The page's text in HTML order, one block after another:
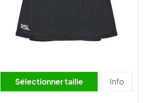
Sélectionner taille Info